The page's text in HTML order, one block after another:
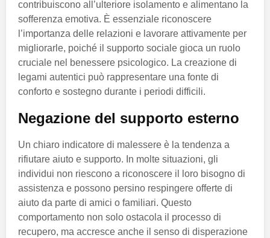
contribuiscono all’ulteriore isolamento e alimentano la
sofferenza emotiva. È essenziale riconoscere
l’importanza delle relazioni e lavorare attivamente per
migliorarle, poiché il supporto sociale gioca un ruolo
cruciale nel benessere psicologico. La creazione di
legami autentici può rappresentare una fonte di
conforto e sostegno durante i periodi difficili.
Negazione del supporto esterno
Un chiaro indicatore di malessere è la tendenza a
rifiutare aiuto e supporto. In molte situazioni, gli
individui non riescono a riconoscere il loro bisogno di
assistenza e possono persino respingere offerte di
aiuto da parte di amici o familiari. Questo
comportamento non solo ostacola il processo di
recupero, ma accresce anche il senso di disperazione